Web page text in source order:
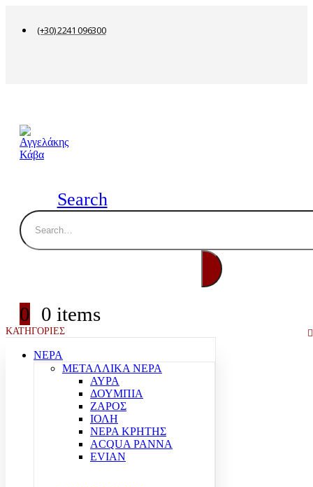
(+30) 2241 096300
Search
0 0 items
ΚΑΤΗΓΟΡΙΕΣ
ΝΕΡΑ
ΜΕΤΑΛΛΙΚΑ ΝΕΡΑ
ΑΥΡΑ
ΔΟΥΜΠΙΑ
ΖΑΡΟΣ
ΙΟΛΗ
ΝΕΡΑ ΚΡΗΤΗΣ
ACQUA PANNA
EVIAN